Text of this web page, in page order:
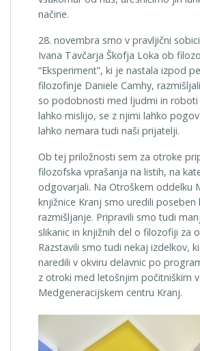
načine.
28. novembra smo v pravljični
Ivana Tavčarja Škofja Loka ob
“Eksperiment”, ki je nastala izpod
filozofinje Daniele Camhy,
so podobnosti med ljudmi in
lahko mislijo, se z njimi lahko
lahko nemara tudi naši prijatelji.
Ob tej priložnosti sem za otroke
filozofska vprašanja na listih, na
odgovarjali. Na Otroškem oddelku
knjižnice Kranj smo uredili poseben
razmišljanje. Pripravili smo tudi
slikanic in knjižnih del o filozofiji za
Razstavili smo tudi nekaj izdelkov,
naredili v okviru delavnic po
z otroki med letošnjim počitniškim
Medgeneracijskem centru Kranj.